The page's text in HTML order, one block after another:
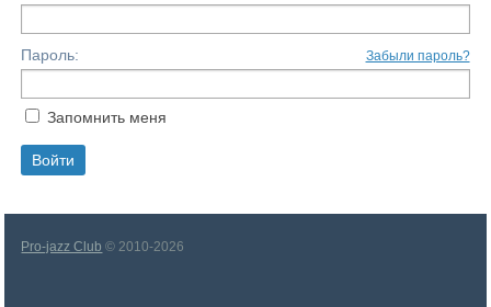
Пароль: Забыли пароль?
Запомнить меня
Pro-jazz Club © 2010-2026